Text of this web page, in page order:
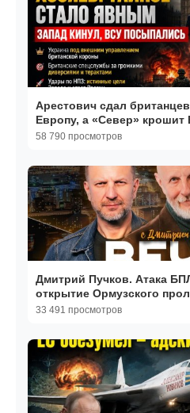
Арестович сдал
Европу, а «Север» крошит
сутки
58 790 просмотров
Дмитрий Пучков. Атака
открытие Ормузского
33 491 просмотров